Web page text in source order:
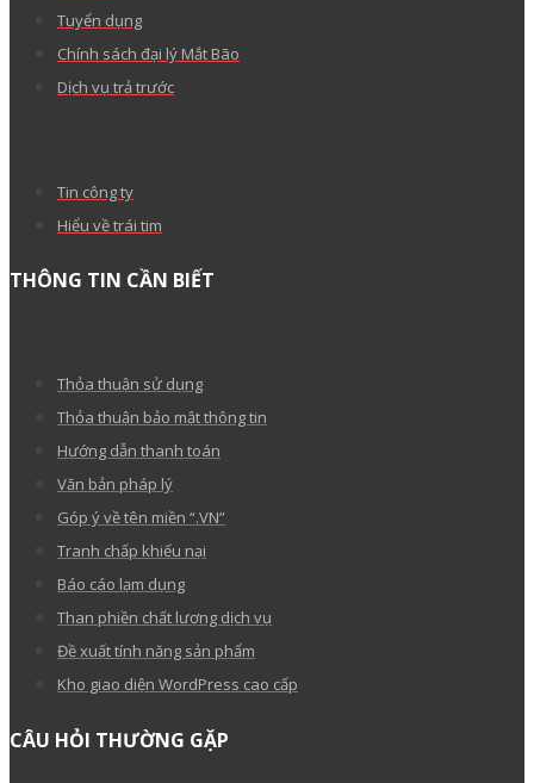
Tuyển dụng
Chính sách đại lý Mắt Bão
Dịch vụ trả trước
Tin công ty
Hiểu về trái tim
THÔNG TIN CẦN BIẾT
Thỏa thuận sử dụng
Thỏa thuận bảo mật thông tin
Hướng dẫn thanh toán
Văn bản pháp lý
Góp ý về tên miền “.VN”
Tranh chấp khiếu nại
Báo cáo lạm dụng
Than phiền chất lượng dịch vụ
Đề xuất tính năng sản phẩm
Kho giao diện WordPress cao cấp
CÂU HỎI THƯỜNG GẶP